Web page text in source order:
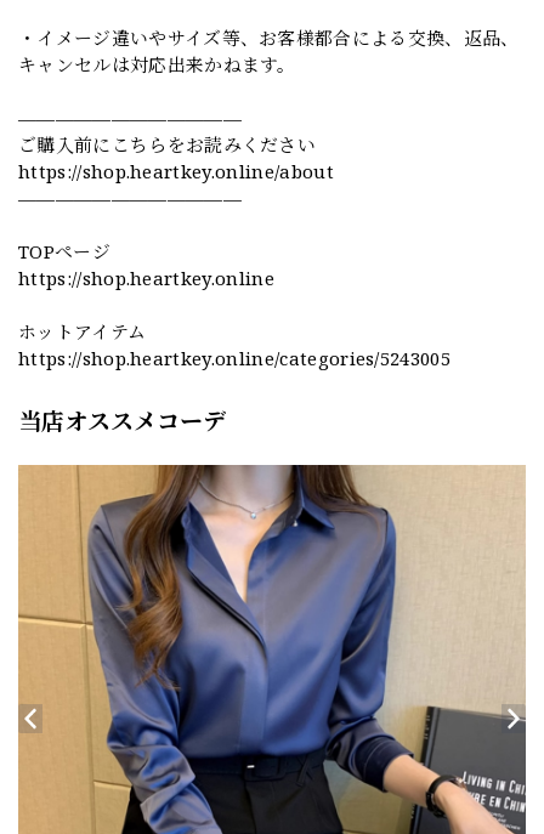
・イメージ違いやサイズ等、お客様都合による交換、返品、
キャンセルは対応出来かねます。
————————————
ご購入前にこちらをお読みください
https://shop.heartkey.online/about
————————————
TOPページ
https://shop.heartkey.online
ホットアイテム
https://shop.heartkey.online/categories/5243005
当店オススメコーデ